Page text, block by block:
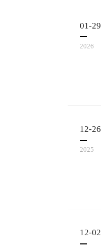
2026
01-29
2025
12-26
12-02